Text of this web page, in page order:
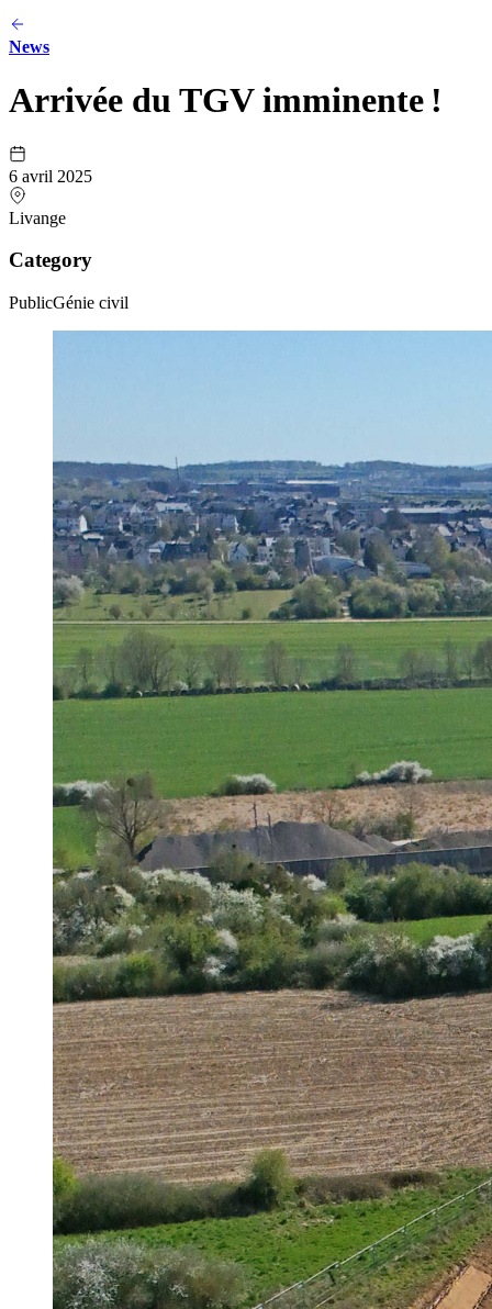
News
Arrivée du TGV imminente !
6 avril 2025
Livange
Category
PublicGénie civil